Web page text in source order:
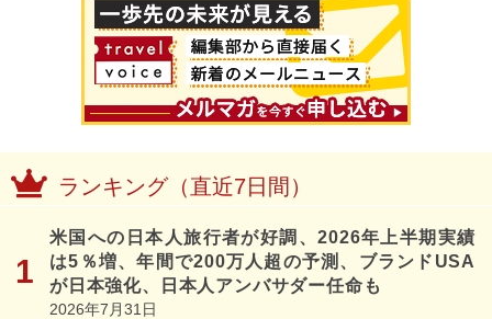
ランキング（直近7日間）
米国への日本人旅行者が好調、2026年上半期実績
は5％増、年間で200万人超の予測、ブランドUSA
が日本強化、日本人アンバサダー任命も
2026年7月31日